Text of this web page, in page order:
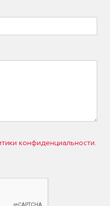
конфиденциальности.